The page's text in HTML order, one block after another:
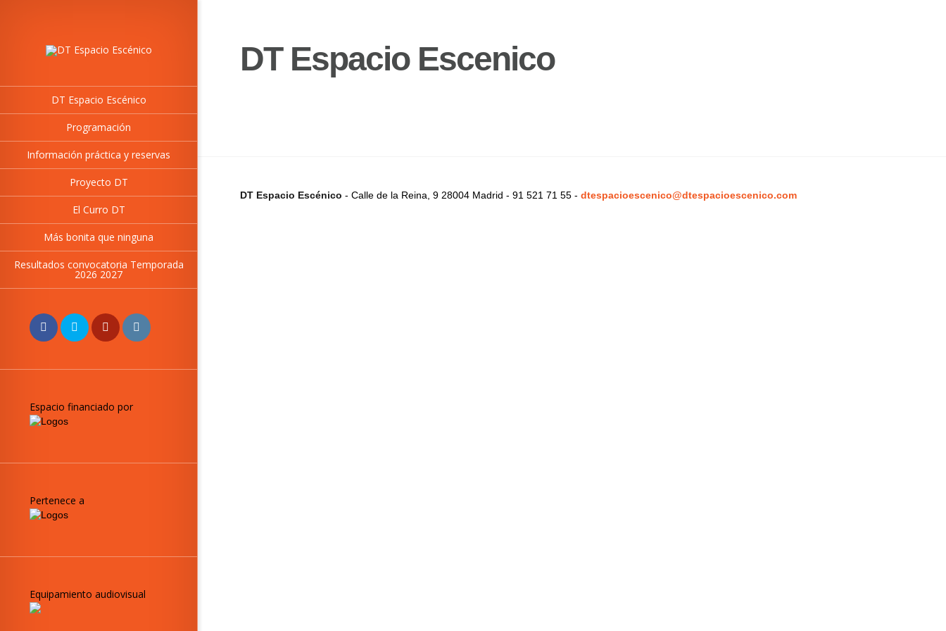
DT Espacio Escénico
Programación
Información práctica y reservas
Proyecto DT
El Curro DT
Más bonita que ninguna
Resultados convocatoria Temporada
2026 2027
Espacio financiado por
Pertenece a
Equipamiento audiovisual
DT Espacio Escenico
DT Espacio Escénico - Calle de la Reina, 9 28004 Madrid - 91 521 71 55 - dtespacioescenico@dtespacioescenico.com